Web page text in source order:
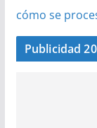
cómo se
Publicidad